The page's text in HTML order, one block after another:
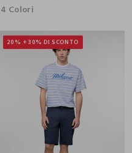
4 Colori
20% + 30% DI SCONTO